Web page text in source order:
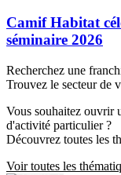
Camif Habitat
séminaire 2026
Recherchez une
Trouvez le secteur de
Vous souhaitez ouvrir
d'activité particulier ?
Découvrez toutes les
Voir toutes les